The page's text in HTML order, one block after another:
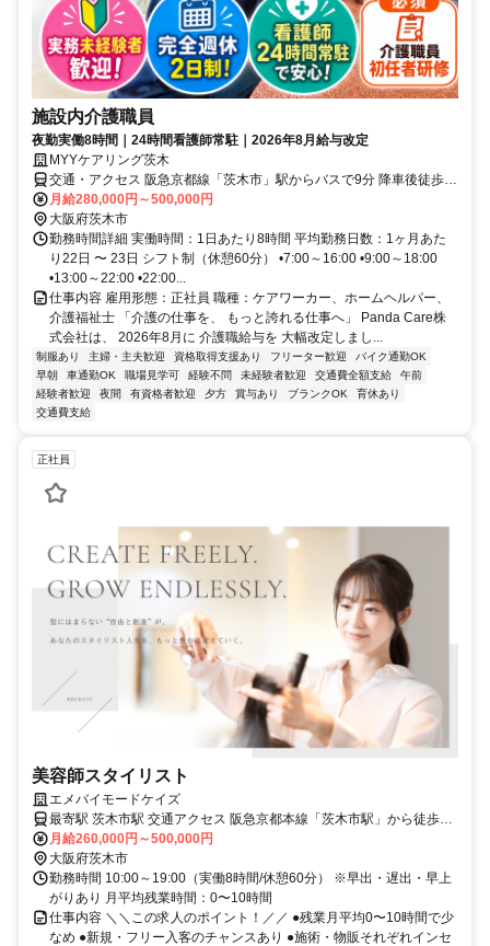
施設内介護職員
夜勤実働8時間｜24時間看護師常駐｜2026年8月給与改定
MYYケアリング茨木
交通・アクセス 阪急京都線「茨木市」駅からバスで9分 降車後徒歩5
分
月給280,000円～500,000円
大阪府茨木市
勤務時間詳細 実働時間：1日あたり8時間 平均勤務日数：1ヶ月あた
り22日 〜 23日 シフト制（休憩60分） •7:00～16:00 •9:00～18:00
•13:00～22:00 •22:00...
仕事内容 雇用形態：正社員 職種：ケアワーカー、ホームヘルパー、
介護福祉士 「介護の仕事を、 もっと誇れる仕事へ」 Panda Care株
式会社は、 2026年8月に 介護職給与を 大幅改定しまし...
制服あり 主婦・主夫歓迎 資格取得支援あり フリーター歓迎
バイク通勤OK
早朝
車通勤OK 職場見学可 経験不問 未経験者歓迎 交通費全額支給
午前
経験者歓迎
夜間 有資格者歓迎 夕方 賞与あり ブランクOK
育休あり
交通費支給
正社員
美容師スタイリスト
エメバイモードケイズ
最寄駅 茨木市駅 交通アクセス 阪急京都本線「茨木市駅」から徒歩3
月給260,000円～500,000円
大阪府茨木市
勤務時間 10:00～19:00（実働8時間/休憩60分） ※早出・遅出・早上
がりあり 月平均残業時間：0〜10時間
仕事内容 ＼＼この求人のポイント！／／ ●残業月平均0〜10時間で少
なめ ●新規・フリー入客のチャンスあり ●施術・物販それぞれインセ